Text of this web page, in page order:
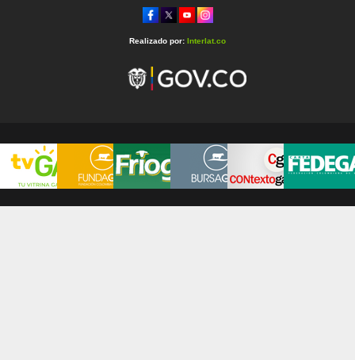
Realizado por: Interlat.co